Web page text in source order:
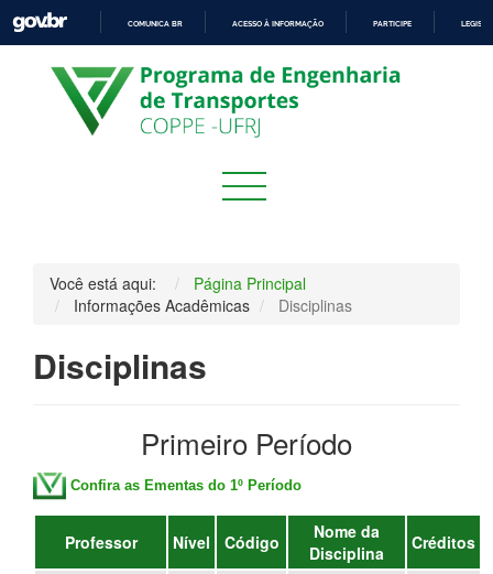
PARA
O
CONTEÚDO
COMUNICA BR ACESSO À INFORMAÇÃO PARTICIPE
Você está aqui:
Página Principal
Informações Acadêmicas
Disciplinas
Disciplinas
Primeiro Período
Confira as Ementas do 1º Período
Professor Nível Código
Nome da
Disciplina
Créditos